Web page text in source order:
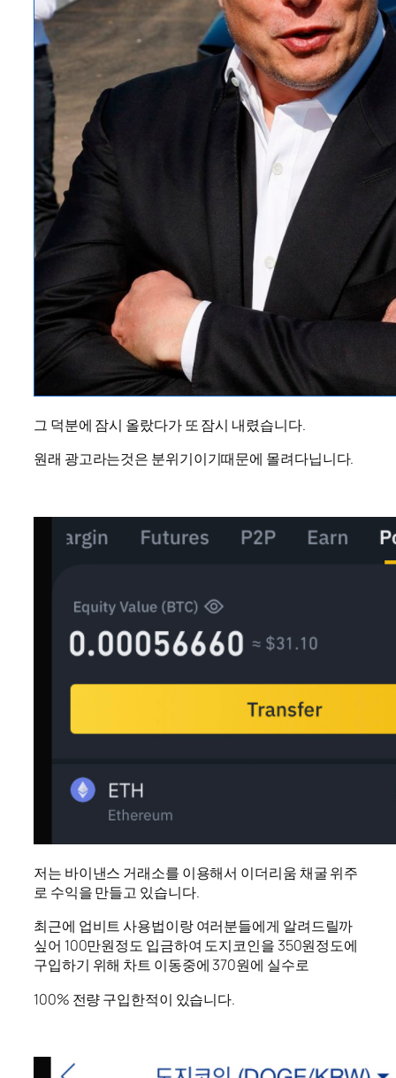
그 덕분에 잠시 올랐다가 또 잠시 내렸습니다.
원래 광고라는것은 분위기이기때문에 몰려다닙니다.
저는 바이낸스 거래소를 이용해서 이더리움 채굴 위주
로 수익을 만들고 있습니다.
최근에 업비트 사용법이랑 여러분들에게 알려드릴까
싶어 100만원정도 입금하여 도지코인을 350원정도에
구입하기 위해 차트 이동중에 370원에 실수로
100% 전량 구입한적이 있습니다.